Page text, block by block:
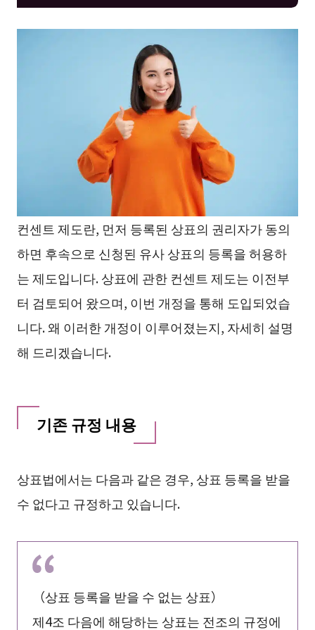
컨센트 제도란, 먼저 등록된 상표의 권리자가 동의
하면 후속으로 신청된 유사 상표의 등록을 허용하
는 제도입니다. 상표에 관한 컨센트 제도는 이전부
터 검토되어 왔으며, 이번 개정을 통해 도입되었습
니다. 왜 이러한 개정이 이루어졌는지, 자세히 설명
해 드리겠습니다.
기존 규정 내용
상표법에서는 다음과 같은 경우, 상표 등록을 받을
수 없다고 규정하고 있습니다.
（상표 등록을 받을 수 없는 상표）
제4조 다음에 해당하는 상표는 전조의 규정에